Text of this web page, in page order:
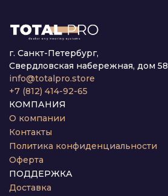
г. Санкт-Петербург,
Свердловская набережная, дом 58
info@totalpro.store
+7 (812) 414-92-65
КОМПАНИЯ
О компании
Контакты
Политика конфиденциальности
Оферта
ПОДДЕРЖКА
Доставка